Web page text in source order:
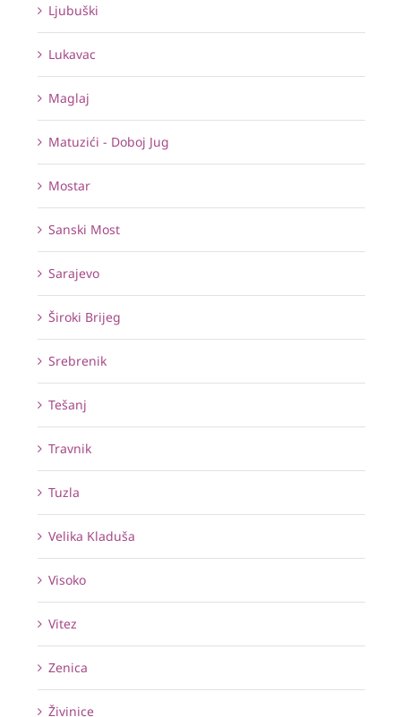
Ljubuški
Lukavac
Maglaj
Matuzići - Doboj Jug
Mostar
Sanski Most
Sarajevo
Široki Brijeg
Srebrenik
Tešanj
Travnik
Tuzla
Velika Kladuša
Visoko
Vitez
Zenica
Živinice